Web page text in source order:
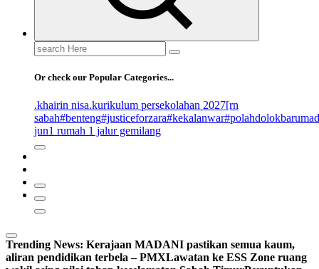
Search
for:
Or check our Popular Categories...
.khairin nisa.kurikulum persekolahan 2027[rn
sabah#benteng#justiceforzara#kekalanwar
jun1 rumah 1 jalur gemilang
Trending News: Kerajaan MADANI pastikan semua kaum,
aliran pendidikan terbela – PMXLawatan ke ESS Zone ruang